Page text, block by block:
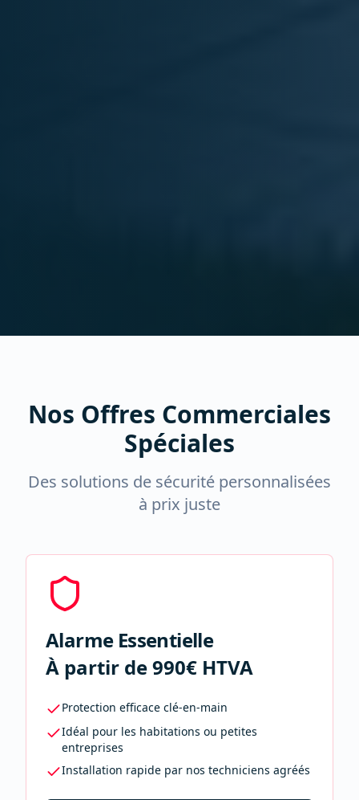
Nos Offres Commerciales
Spéciales
Des solutions de sécurité personnalisées
à prix juste
Alarme Essentielle
À partir de 990€ HTVA
Protection efficace clé-en-main
Idéal pour les habitations ou petites
entreprises
Installation rapide par nos techniciens agréés